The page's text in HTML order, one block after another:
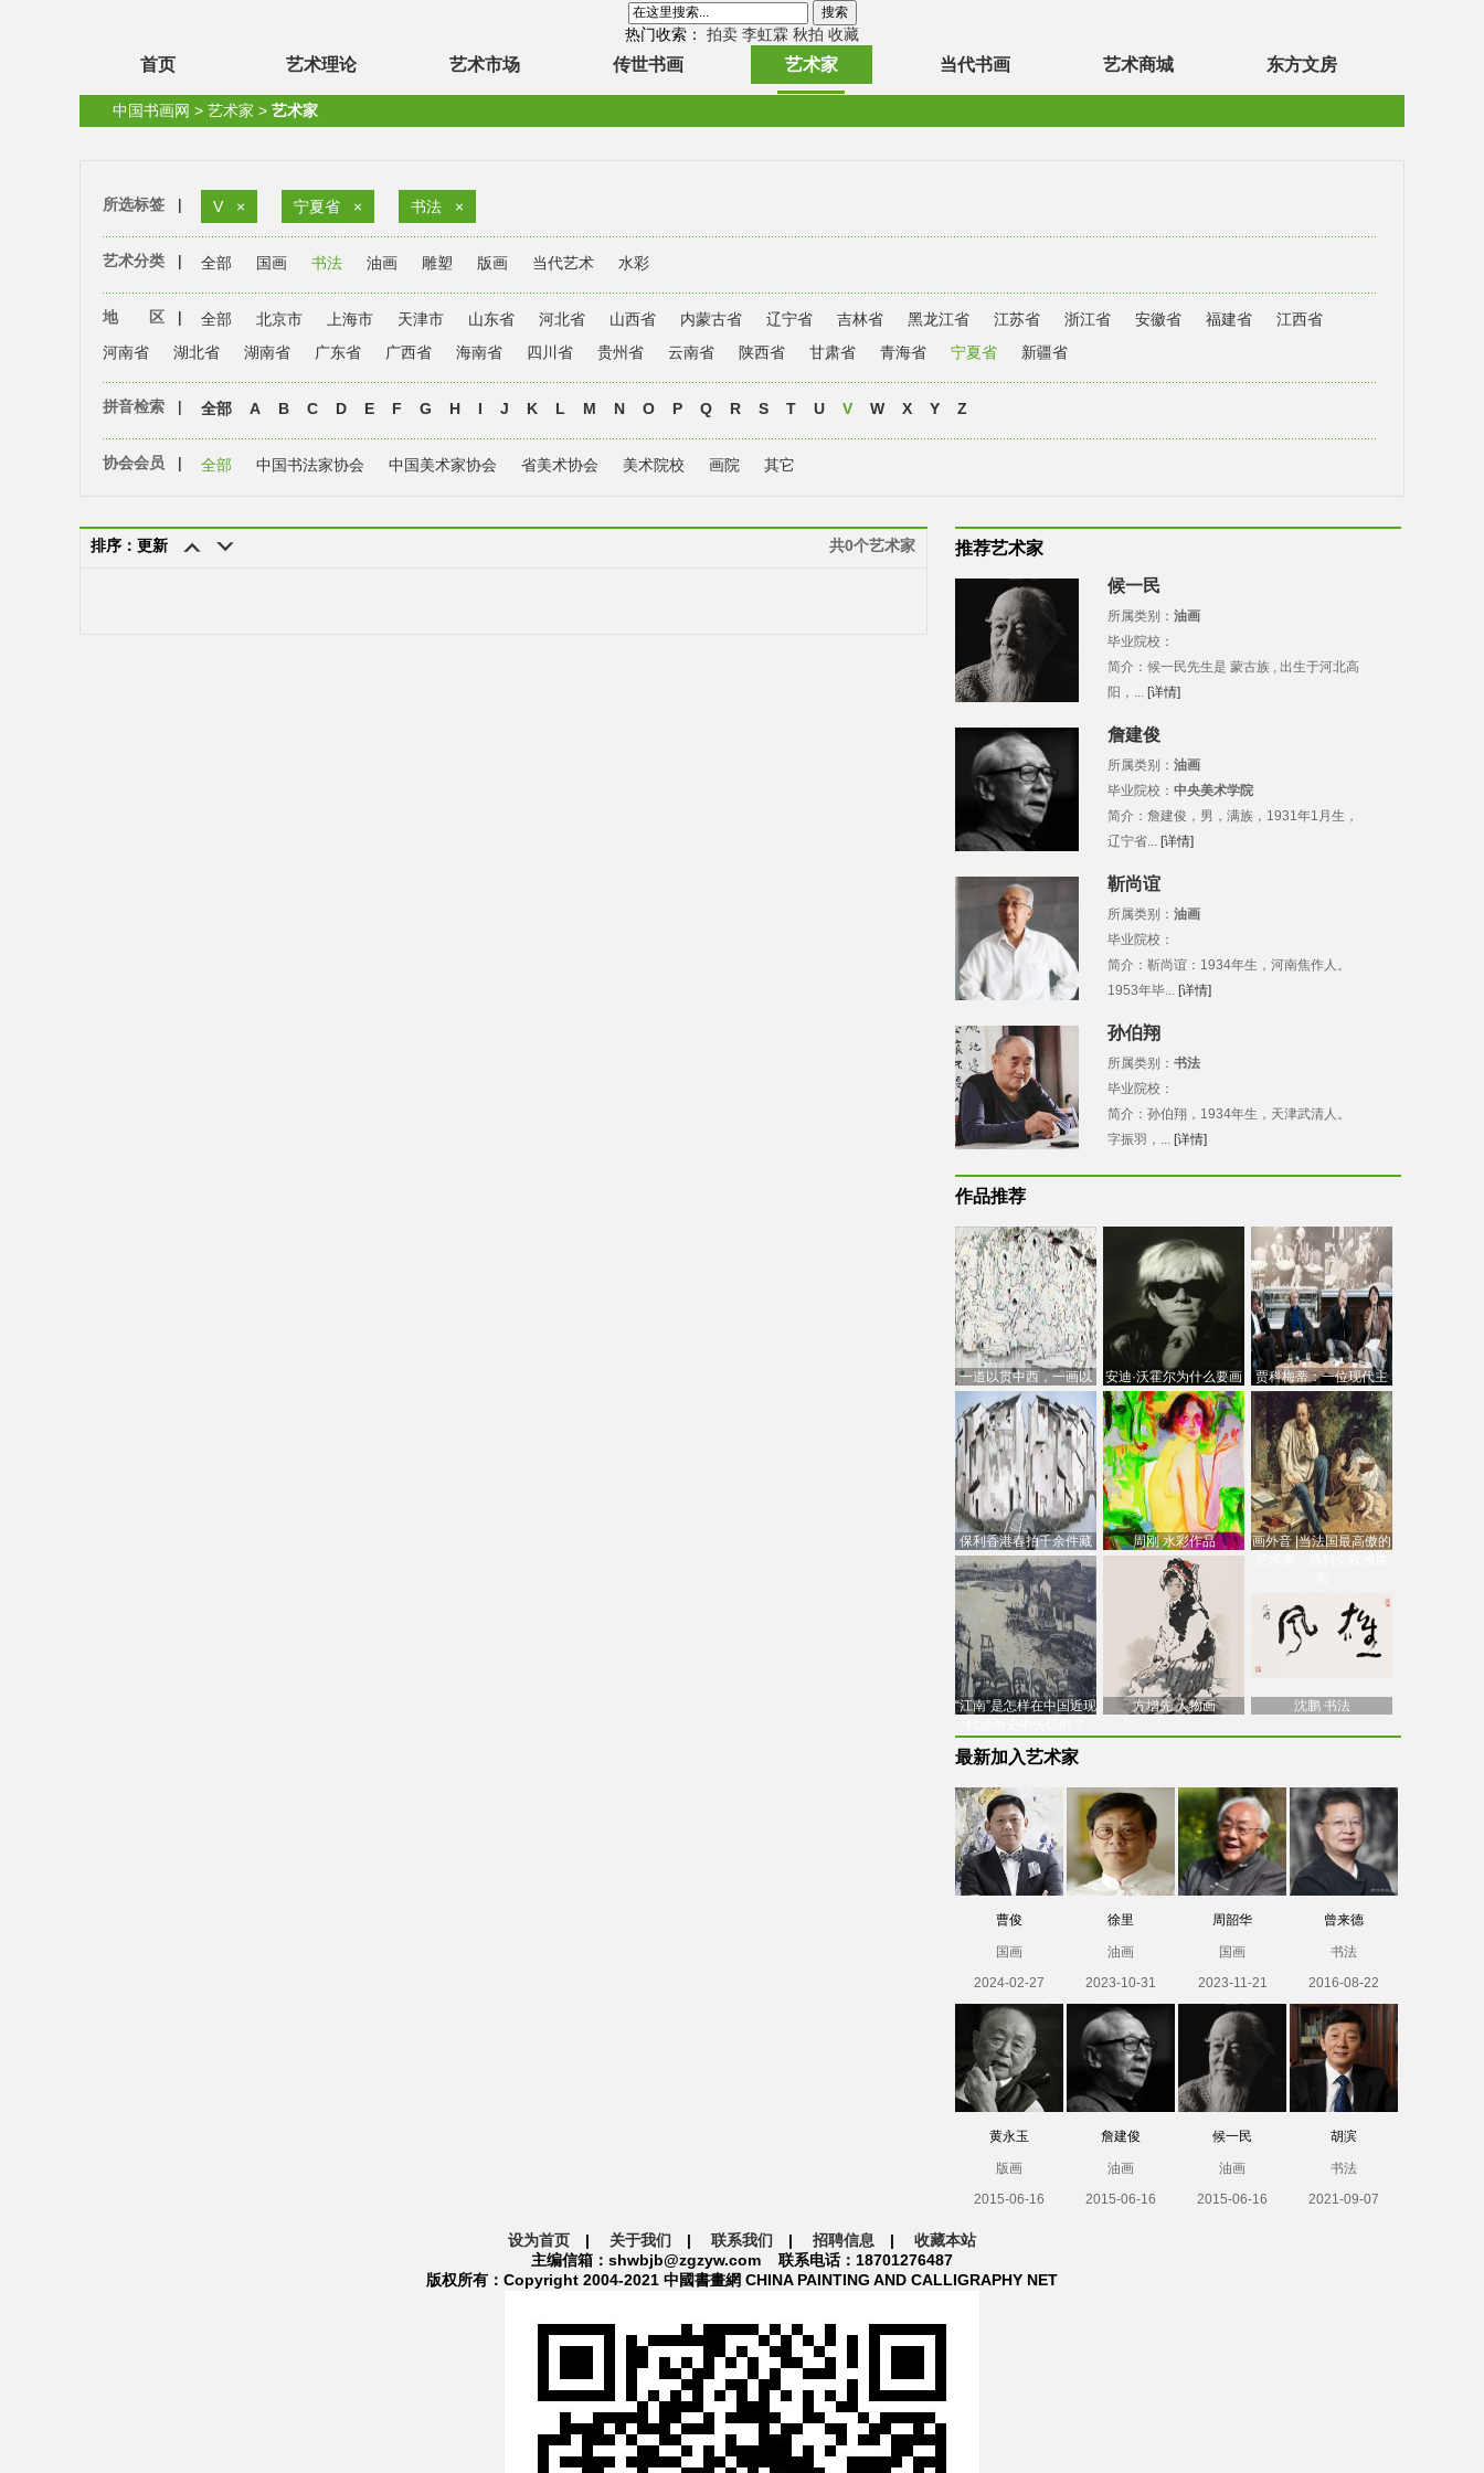
热门收索： 拍卖 李虹霖 秋拍 收藏
首页 艺术理论 艺术市场 传世书画 艺术家 当代书画 艺术商城 东方文房
中国书画网 > 艺术家 > 艺术家
所选标签 | V × 宁夏省 × 书法 ×
艺术分类 | 全部 国画 书法 油画 雕塑 版画 当代艺术 水彩
地 区 | 全部 北京市 上海市 天津市 山东省 河北省 山西省 内蒙古省 辽宁省 吉林省 黑龙江省 江苏省 浙江省 安徽省 福建省
江西省
河南省
湖北省 湖南省 广东省 广西省 海南省 四川省 贵州省 云南省 陕西省 甘肃省 青海省 宁夏省 新疆省
拼音检索 | 全部 A B C D E F G H I J K L M N O P Q R S T U V W X Y Z
协会会员 | 全部 中国书法家协会 中国美术家协会 省美术协会 美术院校 画院 其它
排序：更新 共0个艺术家 推荐艺术家
候一民
所属类别： 油画
毕业院校：
简介：候一民先生是 蒙古族 , 出生于河北高
阳，... [详情]
詹建俊
所属类别： 油画
毕业院校： 中央美术学院
简介：詹建俊，男，满族，1931年1月生，
辽宁省... [详情]
靳尚谊
所属类别： 油画
毕业院校：
简介：靳尚谊：1934年生，河南焦作人。
1953年毕... [详情]
孙伯翔
所属类别： 书法
毕业院校：
简介：孙伯翔，1934年生，天津武清人。
字振羽，... [详情]
作品推荐
一道以贯中西，一画以
通古今：吴冠中的绘画
创
安迪·沃霍尔为什么要画
芭比
贾科梅蒂：一位现代主
义的“当代”艺术家
保利香港春拍千余件藏
品估价逾7亿港元，吴冠
中
周刚 水彩作品
画外音 |当法国最高傲的
“江南”是怎样在中国近现
方增先 人物画 沈鹏 书法
最新加入艺术家
曹俊
国画
2024-02-27
徐里
油画
2023-10-31
周韶华
国画
2023-11-21
曾来德
书法
2016-08-22
黄永玉
版画
2015-06-16
詹建俊
油画
2015-06-16
候一民
油画
2015-06-16
胡滨
书法
2021-09-07
设为首页 | 关于我们 | 联系我们 | 招聘信息 | 收藏本站
主编信箱：shwbjb@zgzyw.com 联系电话：18701276487
版权所有：Copyright 2004-2021 中國書畫網 CHINA PAINTING AND CALLIGRAPHY NET